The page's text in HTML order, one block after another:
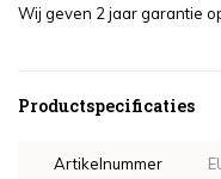
Wij geven 2 jaar garantie
Productspecificaties
Artikelnummer